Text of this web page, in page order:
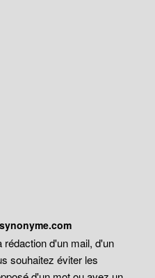
rédaction d'un mail, d'un
souhaitez éviter les